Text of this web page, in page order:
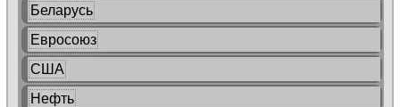
Беларусь
Евросоюз
США
Нефть